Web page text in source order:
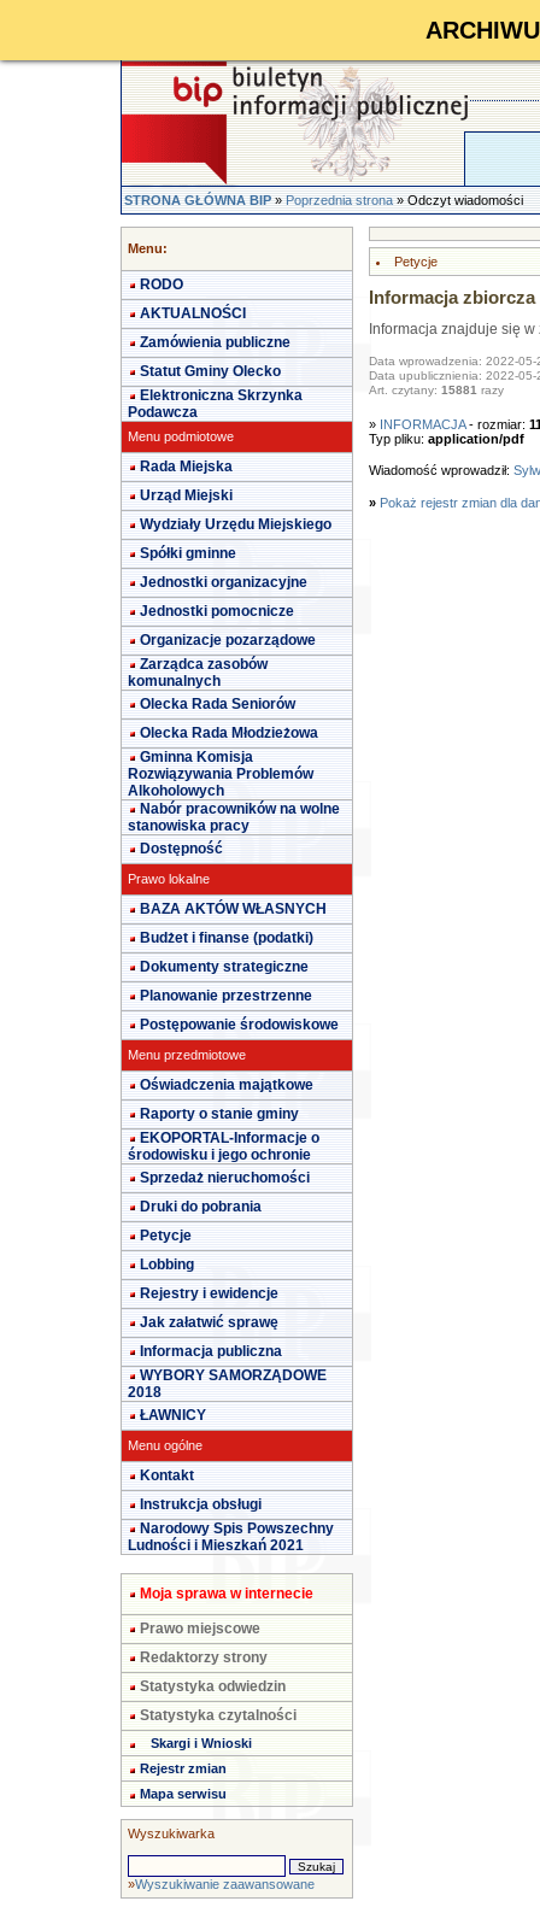
STRONA GŁÓWNA BIP»Poprzednia strona» Odczyt wiadomości
Menu:
RODO
AKTUALNOŚCI
Zamówienia publiczne
Statut Gminy Olecko
Elektroniczna Skrzynka
Podawcza
Menu podmiotowe
Rada Miejska
Urząd Miejski
Wydziały Urzędu Miejskiego
Spółki gminne
Jednostki organizacyjne
Jednostki pomocnicze
Organizacje pozarządowe
Zarządca zasobów
komunalnych
Olecka Rada Seniorów
Olecka Rada Młodzieżowa
Gminna Komisja
Rozwiązywania Problemów
Alkoholowych
Nabór pracowników na wolne
stanowiska pracy
Dostępność
Prawo lokalne
BAZA AKTÓW WŁASNYCH
Budżet i finanse (podatki)
Dokumenty strategiczne
Planowanie przestrzenne
Postępowanie środowiskowe
Menu przedmiotowe
Oświadczenia majątkowe
Raporty o stanie gminy
EKOPORTAL-Informacje o
środowisku i jego ochronie
Sprzedaż nieruchomości
Druki do pobrania
Petycje
Lobbing
Rejestry i ewidencje
Jak załatwić sprawę
Informacja publiczna
WYBORY SAMORZĄDOWE
2018
ŁAWNICY
Menu ogólne
Kontakt
Instrukcja obsługi
Narodowy Spis Powszechny
Ludności i Mieszkań 2021
Moja sprawa w internecie
Prawo miejscowe
Redaktorzy strony
Statystyka odwiedzin
Statystyka czytalności
Skargi i Wnioski
Rejestr zmian
Mapa serwisu
Wyszukiwarka
»Wyszukiwanie zaawansowane
Petycje
Informacja
Informacja znajduje się w
Data wprowadzenia: 2022-05-
Data upublicznienia: 2022-05-
Art. czytany: 15881razy
» INFORMACJA- rozmiar:
Typ pliku: application/pdf
Wiadomość wprowadził:
» Pokaż rejestr zmian dla